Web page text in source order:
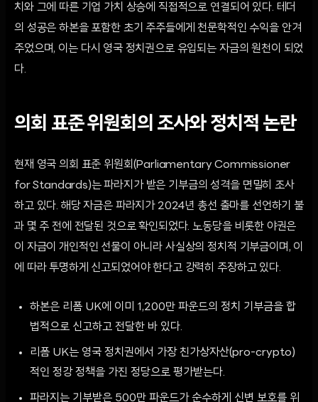
치와 그에 따른 기업 가치 상승에 직접적으로 연결되어 있다. 테더
의 성공은 하본을 포함한 초기 주주들에게 천문학적인 수익을 안겨
주었으며, 이는 다시 영국 정치권으로 유입되는 자금의 원천이 되었
다.
의회 표준 위원회의 조사와 정치적 논란
현재 영국 의회 표준 위원회(Parliamentary Commissioner
for Standards)는 파라지가 받은 기부금의 성격을 면밀히 조사
하고 있다. 해당 자금은 파라지가 2024년 총선 출마를 선언하기 불
과 몇 주 전에 전달된 것으로 확인되었다. 노동당을 비롯한 야권은
이 자금이 개인적인 선물이 아니라 사실상의 정치적 기부금이며, 이
에 따라 투명하게 신고되었어야 한다고 강력히 주장하고 있다.
하본은 리폼 UK에 이미 1,200만 파운드의 정치 기부금을 합
법적으로 신고하고 전달한 바 있다.
리폼 UK는 영국 정치권에서 가장 친가상자산(pro-crypto)
적인 정강 정책을 가진 정당으로 평가받는다.
파라지는 기부받은 500만 파운드가 순수하게 신변 보호를 위